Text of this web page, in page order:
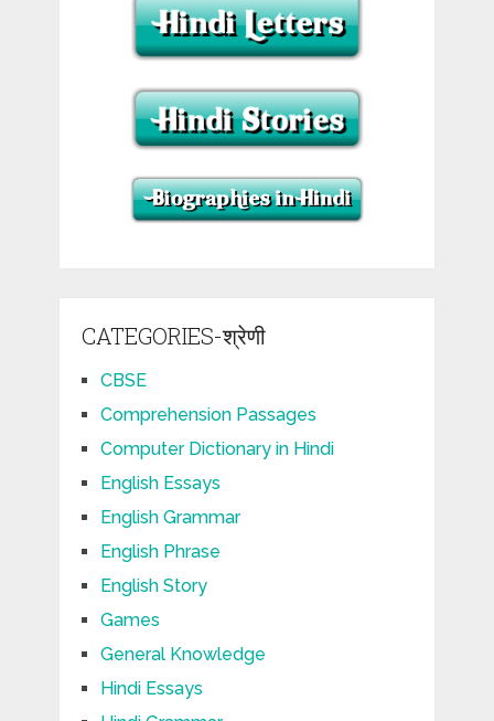
CATEGORIES-श्रेणी
CBSE
Comprehension Passages
Computer Dictionary in Hindi
English Essays
English Grammar
English Phrase
English Story
Games
General Knowledge
Hindi Essays